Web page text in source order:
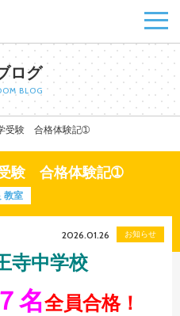
ログ
BLOG
学受験 合格体験記➀
受験 合格体験記➀
教室
2026.01.26 お知らせ
寺中学校
７名全員合格！